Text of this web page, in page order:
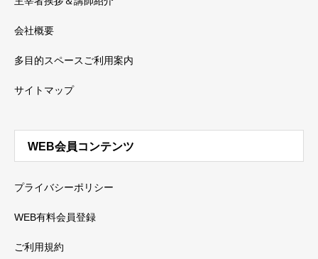
会社概要
多目的スペースご利用案内
サイトマップ
WEB会員コンテンツ
プライバシーポリシー
WEB有料会員登録
ご利用規約